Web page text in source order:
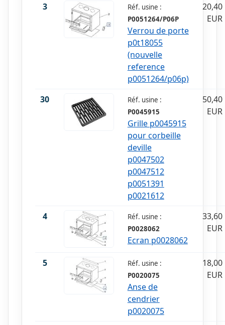
3
Réf. usine :
P0051264/P06P
Verrou de porte
p0t18055
(nouvelle
reference
p0051264/p06p)
20,40
EUR
30
Réf. usine :
P0045915
Grille p0045915
pour corbeille
deville
p0047502
p0047512
p0051391
p0021612
50,40
EUR
4
Réf. usine :
P0028062
Ecran p0028062
33,60
EUR
5
Réf. usine :
P0020075
Anse de
cendrier
p0020075
18,00
EUR